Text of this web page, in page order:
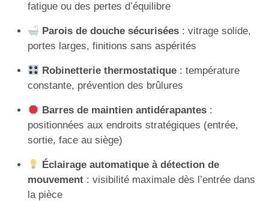
fatigue ou des pertes d’équilibre
Parois de douche sécurisées: vitrage solide,
portes larges, finitions sans aspérités
Robinetterie thermostatique: température
constante, prévention des brûlures
Barres de maintien antidérapantes:
positionnées aux endroits stratégiques (entrée,
sortie, face au siège)
Éclairage automatique à détection de
mouvement: visibilité maximale dès l’entrée dans
la pièce